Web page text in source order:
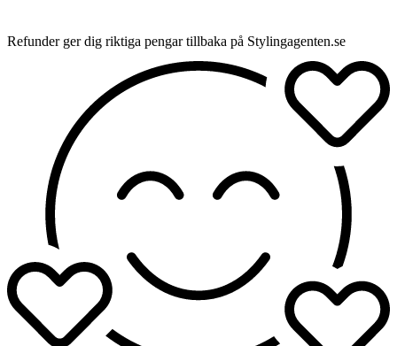
Refunder ger dig riktiga pengar tillbaka på Stylingagenten.se